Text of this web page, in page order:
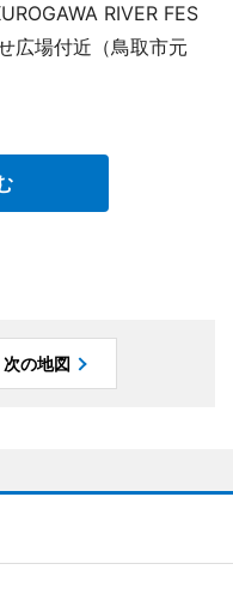
RIVER FES
広場付近（鳥取市元
次の地図